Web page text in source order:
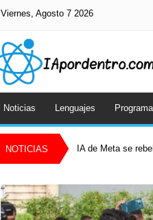
Viernes, Agosto 7 2026
Noticias Lenguajes
NOTICIAS IA de Meta se